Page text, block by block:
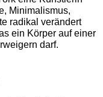
Minimalismus,
radikal verändert
ein Körper auf einer
darf.